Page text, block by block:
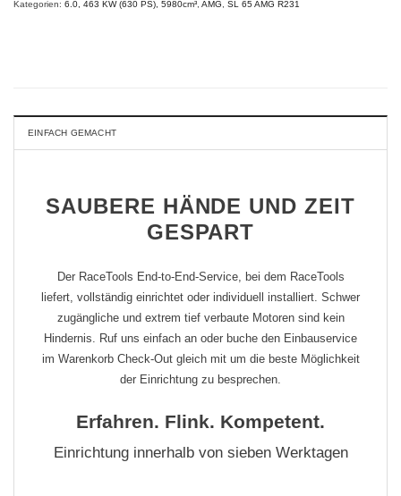
Kategorien: 6.0, 463 KW (630 PS), 5980cm³ AMG SL 65 AMG R231
EINFACH GEMACHT
SAUBERE HÄNDE UND ZEIT
GESPART
Der RaceTools End-to-End-Service, bei dem RaceTools
liefert, vollständig einrichtet oder individuell installiert. Schwer
zugängliche und extrem tief verbaute Motoren sind kein
Hindernis. Ruf uns einfach an oder buche den Einbauservice
im Warenkorb Check-Out gleich mit um die beste Möglichkeit
der Einrichtung zu besprechen.
Erfahren. Flink. Kompetent.
Einrichtung innerhalb von sieben Werktagen